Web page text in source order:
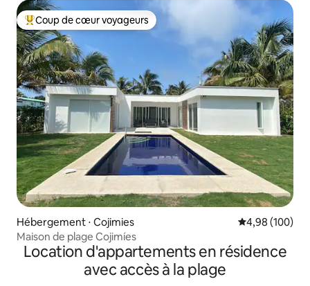
Coups de cœur voyageurs les plus appréciés
Coup de cœur voyageurs
Hébergement ⋅ Cojimies Évaluation
4,98 (100)
Maison de plage Cojimíes
Location d'appartements en résidence
avec accès à la plage